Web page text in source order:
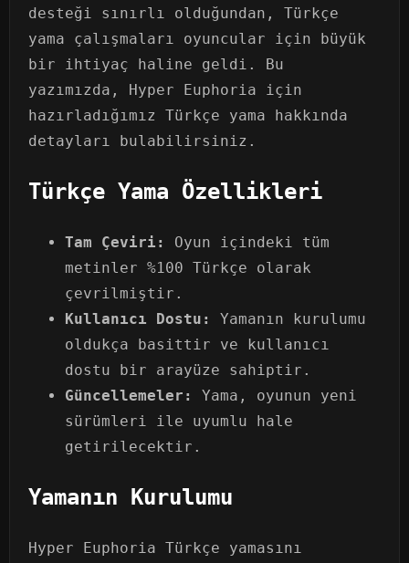
desteği sınırlı olduğundan, Türkçe
yama çalışmaları oyuncular için büyük
bir ihtiyaç haline geldi. Bu
yazımızda, Hyper Euphoria için
hazırladığımız Türkçe yama hakkında
detayları bulabilirsiniz.
Türkçe Yama Özellikleri
Tam Çeviri:
Oyun içindeki tüm
metinler %100 Türkçe olarak
çevrilmiştir.
Kullanıcı Dostu:
Yamanın kurulumu
oldukça basittir ve kullanıcı
dostu bir arayüze sahiptir.
Güncellemeler:
Yama, oyunun yeni
sürümleri ile uyumlu hale
getirilecektir.
Yamanın Kurulumu
Hyper Euphoria Türkçe yamasını